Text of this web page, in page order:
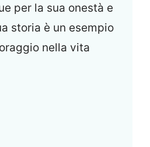
per la sua onestà e
storia è un esempio
nella vita